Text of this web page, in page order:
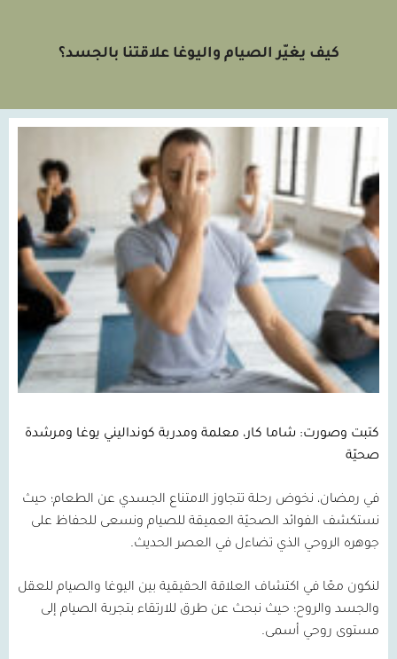
كيف يغيّر الصيام واليوغا علاقتنا بالجسد؟
كتبت وصورت: شاما كار، معلمة ومدربة كونداليني يوغا ومرشدة
صحيّة
في رمضان، نخوض رحلة تتجاوز الامتناع الجسدي عن الطعام؛ حيث
نستكشف الفوائد الصحيّة العميقة للصيام ونسعى للحفاظ على
جوهره الروحي الذي تضاءل في العصر الحديث.
لنكون معًا في اكتشاف العلاقة الحقيقية بين اليوغا والصيام للعقل
والجسد والروح؛ حيث نبحث عن طرق للارتقاء بتجربة الصيام إلى
مستوى روحي أسمى.